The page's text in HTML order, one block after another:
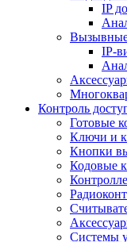
IP
IP-
Контроль
Готовые
Ключи и
Кнопки
Кодовые
Системы